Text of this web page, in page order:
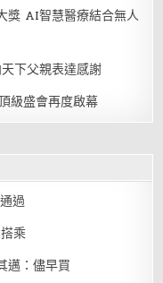
獎 AI智慧醫療結合無人
下父親表達感謝
級盛會再度啟幕
過
乘
邁：儘早買